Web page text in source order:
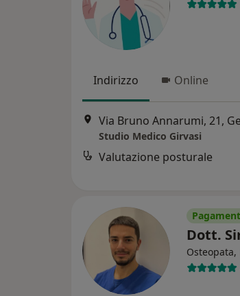
Indirizzo Online
Studio Medico Girvasi
Valutazione posturale
Dott.